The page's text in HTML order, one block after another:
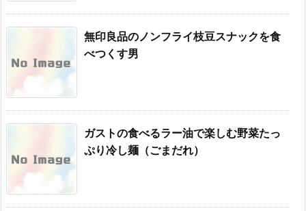
無印良品のノンフライ枝豆スナックを食
べつくす男
ガストの食べるラー油で楽しむ野菜たっ
ぷり冷し麺（ごまだれ）